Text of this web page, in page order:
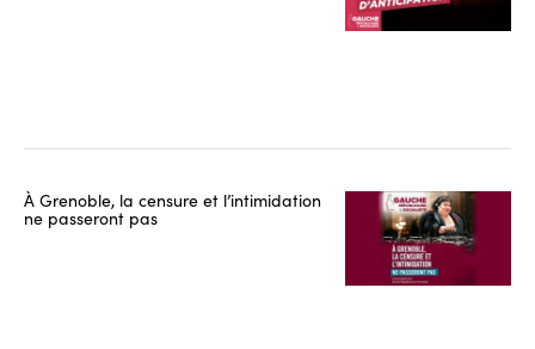
À Grenoble, la censure et l’intimidation
ne passeront pas